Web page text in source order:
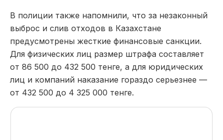
В полиции также напомнили, что за незаконный
выброс и слив отходов в Казахстане
предусмотрены жесткие финансовые санкции.
Для физических лиц размер штрафа составляет
от 86 500 до 432 500 тенге, а для юридических
лиц и компаний наказание гораздо серьезнее —
от 432 500 до 4 325 000 тенге.